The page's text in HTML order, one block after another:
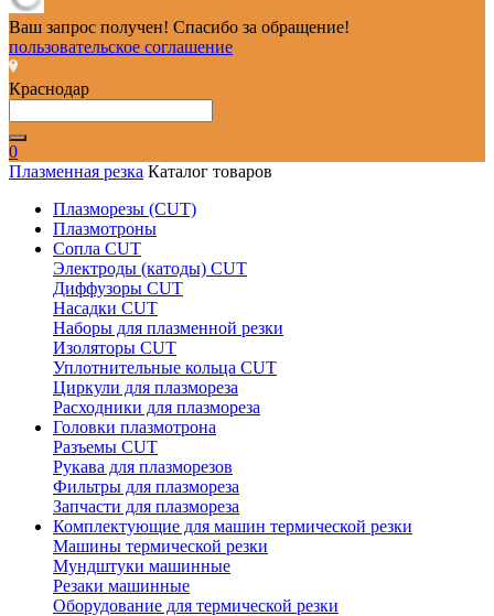
Ваш запрос получен! Спасибо за обращение!
пользовательское соглашение
Краснодар
0
Плазменная резка Каталог товаров
Плазморезы (CUT)
Плазмотроны
Сопла CUT
Электроды (катоды) CUT
Диффузоры CUT
Насадки CUT
Наборы для плазменной резки
Изоляторы CUT
Уплотнительные кольца CUT
Циркули для плазмореза
Расходники для плазмореза
Головки плазмотрона
Разъемы CUT
Рукава для плазморезов
Фильтры для плазмореза
Запчасти для плазмореза
Комплектующие для машин термической резки
Машины термической резки
Мундштуки машинные
Резаки машинные
Оборудование для термической резки